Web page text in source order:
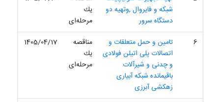
شبکه و فایروال ,وتهیه دو
دستگاه سرور
یك
مرحله‌ای
6
تامین و حمل متعلقات و
اتصالات پلی اتیلن فولادی
و چدنی و شیرآلات
باقیمانده شبکه آبیاری
زهکشی آبرزی
مناقصه
یك
مرحله‌ای
1405/04/17